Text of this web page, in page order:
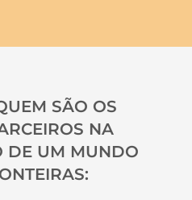
SÃO OS
NA
DE UM MUNDO